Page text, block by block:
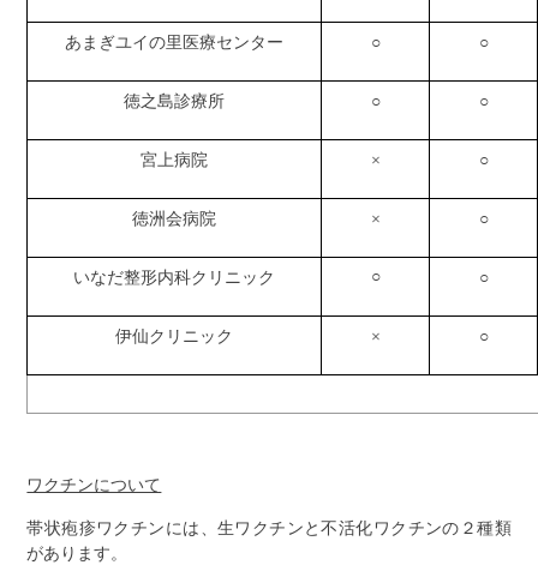
あまぎユイの里医療センター ○ ○
徳之島診療所 ○ ○
宮上病院 × ○
徳洲会病院 × ○
いなだ整形内科クリニック ○ ○
伊仙クリニック × ○
ワクチンについて
帯状疱疹ワクチンには、生ワクチンと不活化ワクチンの２種類
があります。